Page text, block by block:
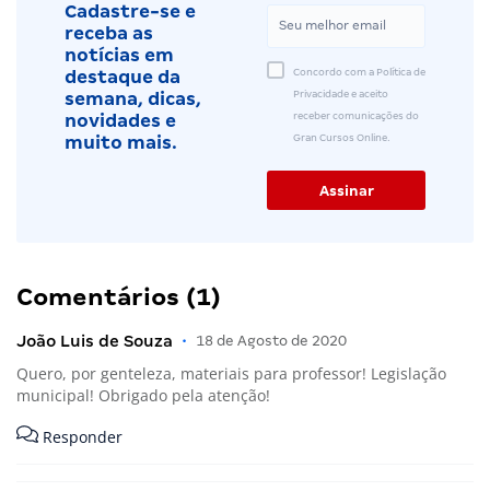
Cadastre-se e
receba as
notícias em
destaque da
semana, dicas,
novidades e
muito mais.
Concordo com a Política de
Privacidade e aceito
receber comunicações do
Gran Cursos Online.
Comentários (1)
João Luis de Souza • 18 de Agosto de 2020
Quero, por genteleza, materiais para professor! Legislação
municipal! Obrigado pela atenção!
Responder